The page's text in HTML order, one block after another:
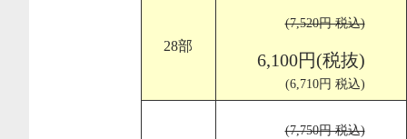
28部
(7,520円 税込)
6,100円(税抜)
(6,710円 税込)
(7,750円 税込)